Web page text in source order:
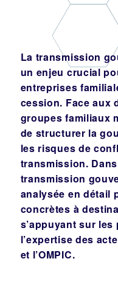
La transmission
un enjeu crucial
entreprises
cession. Face aux
groupes familiaux
de structurer la
les risques de
transmission.
transmission
analysée en détail
concrètes à
s’appuyant sur
l’expertise des
et l’OMPIC.